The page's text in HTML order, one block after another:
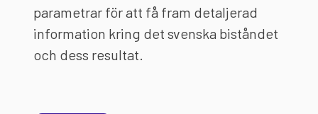
parametrar för att få fram detaljerad
information kring det svenska biståndet
och dess resultat.